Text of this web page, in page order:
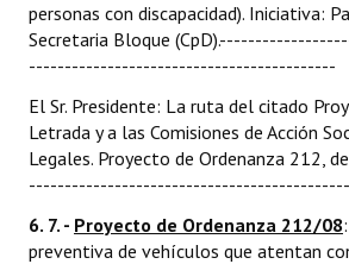
personas con discapacidad). Iniciativa:
Secretaria Bloque
-------------------------------------------
El Sr. Presidente: La ruta del citado
Letrada y a las Comisiones de Acción
Legales. Proyecto de Ordenanza 212,
6. 7. - Proyecto de Ordenanza 212/08
preventiva de vehículos que atentan